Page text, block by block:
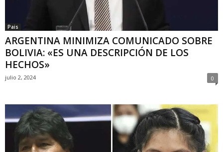
Pais
ARGENTINA MINIMIZA COMUNICADO SOBRE
BOLIVIA: «ES UNA DESCRIPCIÓN DE LOS
HECHOS»
julio 2, 2024 0